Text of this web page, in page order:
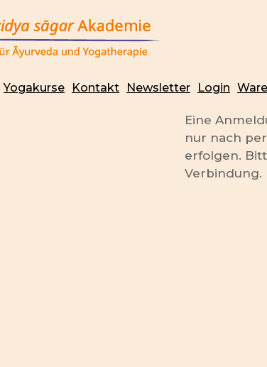
Yogakurse Kontakt Newsletter Login
Eine
nur nach
erfolgen.
Verbindung.